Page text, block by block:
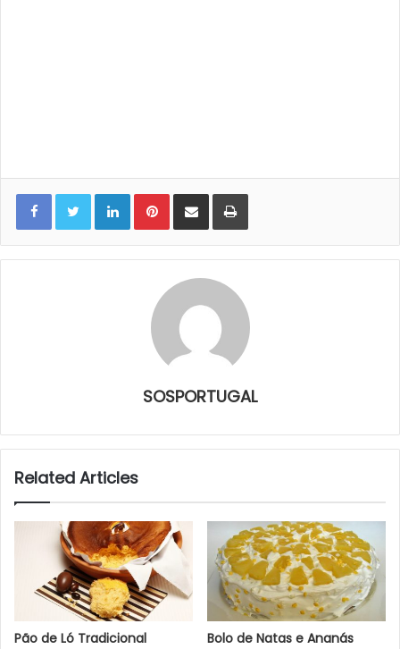
LinkedInPinterestShare via Email Print
SOSPORTUGAL
Related Articles
Pão de Ló Tradicional Bolo de Natas e Ananás